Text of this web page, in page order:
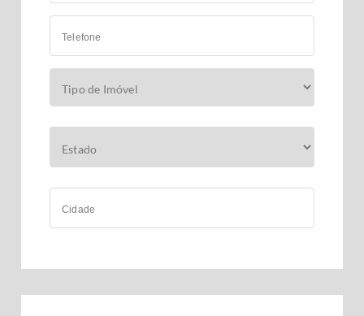
Telefone
Cidade